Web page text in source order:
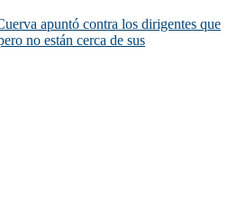
apuntó contra los dirigentes que
no están cerca de sus